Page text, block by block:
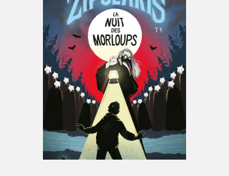
Espace enseignant·e·s
Espace pro